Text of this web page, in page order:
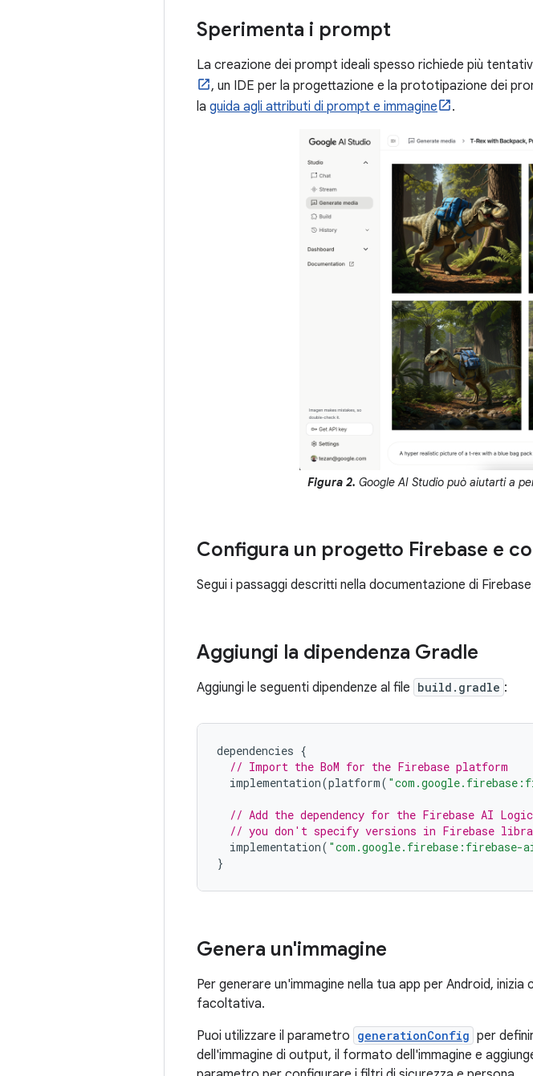
Sperimenta i prompt
La creazione dei prompt ideali spesso richiede più
, un IDE per la progettazione e la prototipazione dei
la guida agli attributi di prompt e immagine .
Figura 2. Google AI Studio può aiutarti a
Configura un progetto Firebase e
Segui i passaggi descritti nella documentazione di
Aggiungi la dipendenza Gradle
Aggiungi le seguenti dipendenze al file build.gradle :
dependencies {
// Import the BoM for the Firebase platform
implementation(platform(
// Add the dependency for the Firebase AI
// you don't specify versions in Firebase
implementation( "com.google.firebase:firebase-
}
Genera un'immagine
Per generare un'immagine nella tua app per Android, inizia
facoltativa.
Puoi utilizzare il parametro generationConfig per
dell'immagine di output, il formato dell'immagine e